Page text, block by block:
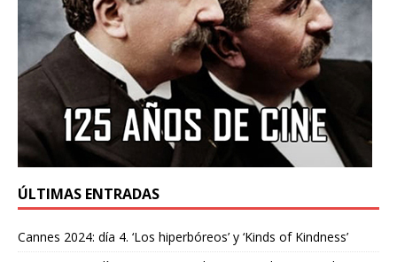
ÚLTIMAS ENTRADAS
Cannes 2024: día 4. ‘Los hiperbóreos’ y ‘Kinds of Kindness’